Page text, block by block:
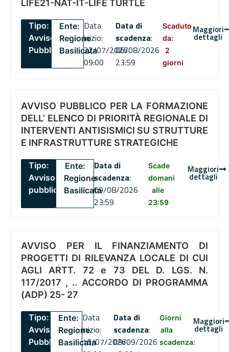
LIFE21-NAT-IT-LIFE TURTLE
Tipo:
Avviso
Pubblico
Ente:
Regione
Basilicata
Data
inizio:
22/07/2026
09:00
Data di
scadenza:
06/08/2026
23:59
Scaduto
da:
2
giorni
Maggiori
dettagli
AVVISO PUBBLICO PER LA FORMAZIONE
DELL’ ELENCO DI PRIORITÀ REGIONALE DI
INTERVENTI ANTISISMICI SU STRUTTURE
E INFRASTRUTTURE STRATEGICHE
Tipo:
Avviso
pubblico
Ente:
Regione
Basilicata
Data di
scadenza:
09/08/2026
23:59
Scade
domani
alle
23:59
Maggiori
dettagli
AVVISO PER IL FINANZIAMENTO DI
PROGETTI DI RILEVANZA LOCALE DI CUI
AGLI ARTT. 72 e 73 DEL D. LGS. N.
117/2017 , .. ACCORDO DI PROGRAMMA
(ADP) 25- 27
Tipo:
Avviso
Pubblico
Ente:
Regione
Basilicata
Data
inizio:
16/07/2026
Data di
scadenza:
09/09/2026
Giorni
alla
scadenza:
Maggiori
dettagli